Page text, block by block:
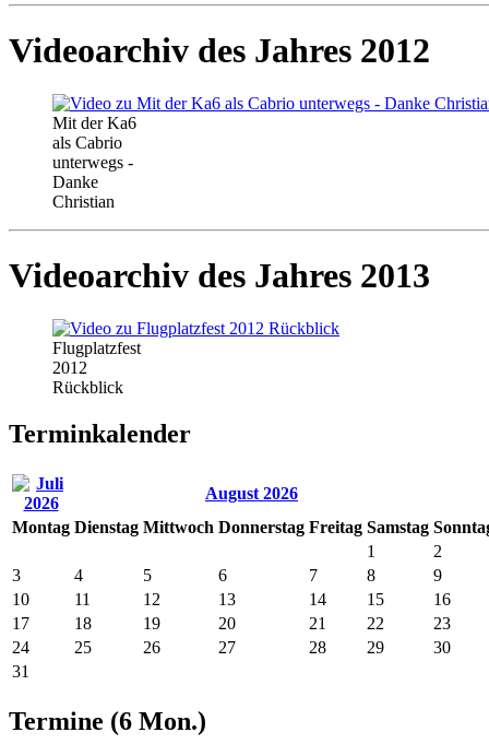
Videoarchiv des Jahres 2012
Mit der Ka6
als Cabrio
unterwegs -
Danke
Christian
Videoarchiv des Jahres 2013
Flugplatzfest
2012
Rückblick
Terminkalender
August 2026
Montag Dienstag Mittwoch Donnerstag Freitag Samstag So
1
2
3
4 5 6 7 8
9
10
11 12 13 14 15
16
17
18 19 20 21 22
23
24
25 26 27 28 29
30
31
Termine (6 Mon.)